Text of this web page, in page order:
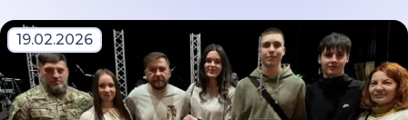
19.02.2026